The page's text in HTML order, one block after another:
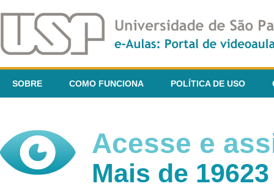
SOBRE COMO FUNCIONA POLÍTICA DE USO
Acesse e
Mais de